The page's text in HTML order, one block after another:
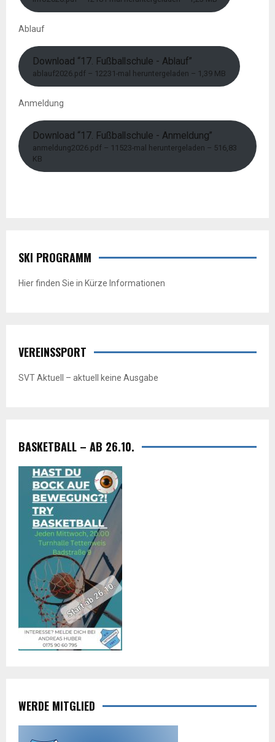
Ablauf
Download “17. Fußballschule - Ablauf”
ablauf2026.pdf – 12231-mal heruntergeladen – 1,39 MB
Anmeldung
Download “17. Fußballschule - Anmeldung”
anmeldung2026.pdf – 11523-mal heruntergeladen – 516,83
KB
SKI PROGRAMM
Hier finden Sie in Kürze Informationen
VEREINSSPORT
SVT Aktuell – aktuell keine Ausgabe
BASKETBALL – AB 26.10.
WERDE MITGLIED